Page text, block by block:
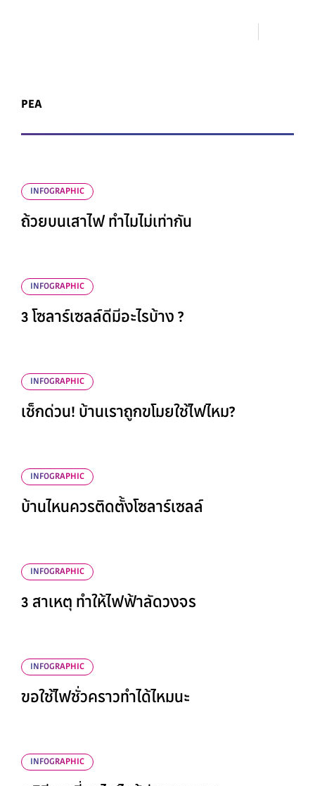
PEA
INFOGRAPHIC
ถ้วยบนเสาไฟ ทำไมไม่เท่ากัน
INFOGRAPHIC
3 โซลาร์เซลล์ดีมีอะไรบ้าง ?
INFOGRAPHIC
เช็กด่วน! บ้านเราถูกขโมยใช้ไฟไหม?
INFOGRAPHIC
บ้านไหนควรติดตั้งโซลาร์เซลล์
INFOGRAPHIC
3 สาเหตุ ทำให้ไฟฟ้าลัดวงจร
INFOGRAPHIC
ขอใช้ไฟชั่วคราวทำได้ไหมนะ
INFOGRAPHIC